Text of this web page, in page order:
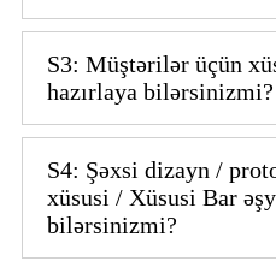
S3: Müştərilər üçün
hazırlaya bilərsinizmi?
S4: Şəxsi dizayn /
xüsusi / Xüsusi Bar
bilərsinizmi?